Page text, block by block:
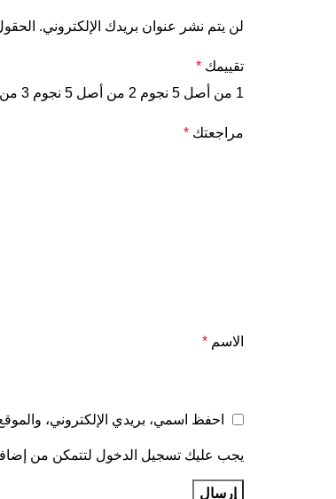
لن يتم نشر عنوان بريدك الإلكتروني.
تقييمك*
1 من أصل 5 نجوم
2 من أصل 5 نجوم 3 من أصل 5 نجوم
مراجعتك*
الاسم*
احفظ اسمي، بريدي الإلكتروني،
يجب عليك تسجيل الدخول لتتمكن من